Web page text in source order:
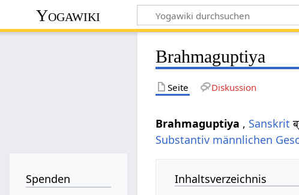
Yogawiki
Brahmaguptiya
Seite Diskussion
Brahmaguptiya , Sanskrit
Substantiv männlichen
Inhaltsverzeichnis
Spenden